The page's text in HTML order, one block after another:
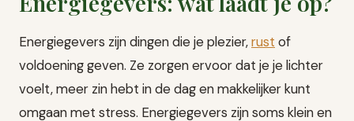
Energiegevers zijn dingen die je plezier,rust of
voldoening geven. Ze zorgen ervoor dat je je lichter
voelt, meer zin hebt in de dag en makkelijker kunt
omgaan met stress. Energiegevers zijn soms klein en